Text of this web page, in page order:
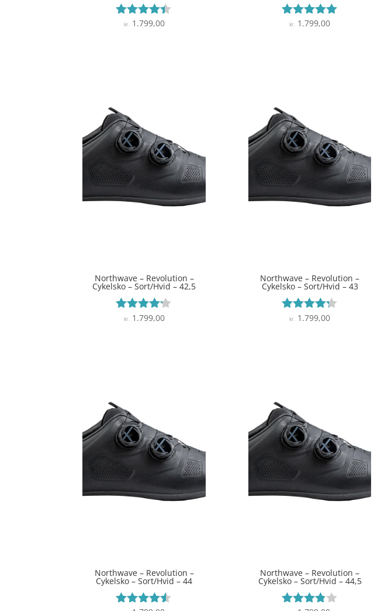
Vurderet
kr.1.799,00
Vurderet
kr. 1.799,00
Northwave – Revolution –
Cykelsko – Sort/Hvid – 42,5
Vurderet
kr. 1.799,00
Northwave – Revolution –
Cykelsko – Sort/Hvid – 43
Vurderet
kr. 1.799,00
Northwave – Revolution –
Cykelsko – Sort/Hvid – 44
Northwave – Revolution –
Cykelsko – Sort/Hvid – 44,5